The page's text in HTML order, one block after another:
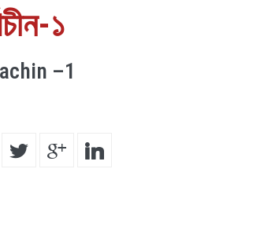
১
–1